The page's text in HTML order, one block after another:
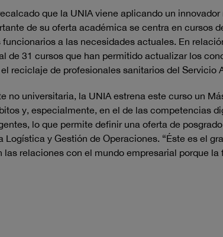
que la UNIA viene aplicando un
de su oferta académica se centra en cursos
a las necesidades actuales. En
de 31 cursos que han permitido actualizar los
reciclaje de profesionales sanitarios del Servicio
universitaria, la UNIA estrena este curso un
y, especialmente, en el de las competencias
lo que permite definir una oferta de
y Gestión de Operaciones. “Éste es el
relaciones con el mundo empresarial porque